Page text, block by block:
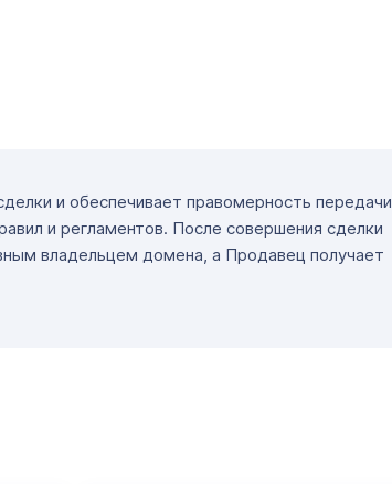
и обеспечивает правомерность передачи
и регламентов. После совершения сделки
владельцем домена, а Продавец получает